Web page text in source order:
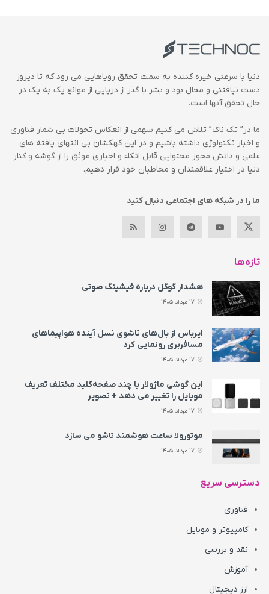
دنیا با سرعتی خیره کننده به سمت تحقق رویاهایی می رود که تا دیروز
دست نیافتنی و محال بود و بشر با گذر از دریایی از موانع یک به یک در
حال تحقق آنها است.
ما در” تک ناک” تلاش می کنیم سهمی از انعکاس تحولات بی شمار فناوری
و اخبار تکنولوژی داشته باشیم و در این کهکشان بی انتهای یافته های
علمی و دانش محور محتوایی قابل اتکاء و اخباری موثق را از گوشه و کنار
دنیا در اختیار علاقمندان و مخاطبان خود قرار دهیم.
ما را در شبکه های اجتماعی دنبال کنید
تازه‌ها
هشدار گوگل درباره فیشینگ صوتی
ایرباس از بال‌های تاشوی نسل آینده هواپیماهای
مسافربری رونمایی کرد
این گوشی ماژولار با چند صفحه‌کلید مختلف تعریف
موبایل را تغییر می‌ دهد + تصویر
موتورولا ساعت هوشمند تاشو می‌ سازد
دسترسی سریع
فناوری
کامپیوتر و موبایل
نقد و بررسی
آموزش
ارز دیجیتال